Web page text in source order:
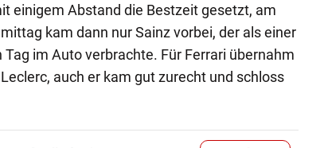
einigem Abstand die Bestzeit gesetzt, am
kam dann nur Sainz vorbei, der als einer
im Auto verbrachte. Für Ferrari übernahm
auch er kam gut zurecht und schloss